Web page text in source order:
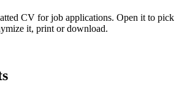
CV for job applications. Open it to pick
it, print or download.